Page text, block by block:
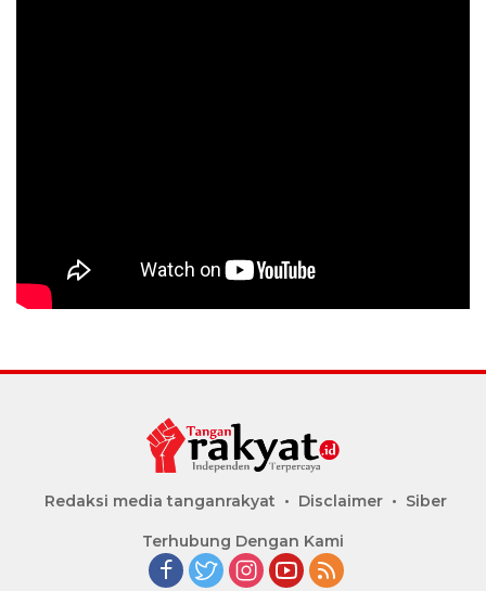
Redaksi media tanganrakyat Disclaimer Siber
Terhubung Dengan Kami